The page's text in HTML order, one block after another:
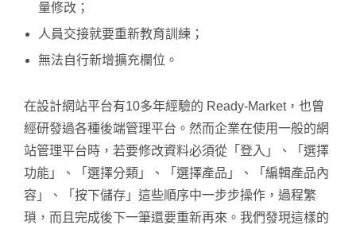
量修改；
人員交接就要重新教育訓練；
無法自行新增擴充欄位。
在設計網站平台有10多年經驗的 Ready-Market，也曾
經研發過各種後端管理平台。然而企業在使用一般的網
站管理平台時，若要修改資料必須從「登入」、「選擇
功能」、「選擇分類」、「選擇產品」、「編輯產品內
容」、「按下儲存」這些順序中一步步操作，過程繁
瑣，而且完成後下一筆還要重新再來。我們發現這樣的